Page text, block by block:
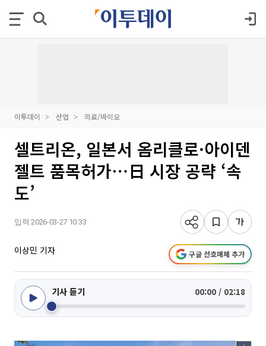
이투데이 산업 의료/바이오
셀트리온, 일본서 옴리클로·아이덴
젤트 품목허가⋯日 시장 공략 ‘속
도’
입력 2026-03-27 10:33
이상민 기자 구글 선호매체 추가
기사 듣기 00:00 / 02:18